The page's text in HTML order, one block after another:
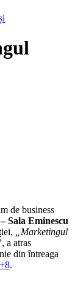
de business
Sala Eminescu
„Marketingul
, a atras
din întreaga
.